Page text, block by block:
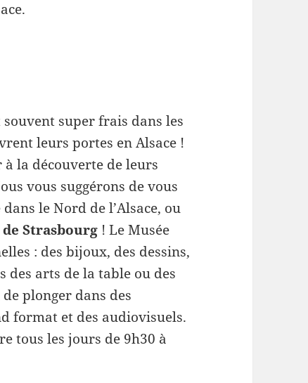
super frais dans les
leurs portes en Alsace !
la découverte de leurs
vous suggérons de vous
le Nord de l’Alsace, ou
Strasbourg ! Le Musée
: des bijoux, des dessins,
des arts de la table ou des
plonger dans des
format et des audiovisuels.
tous les jours de 9h30 à